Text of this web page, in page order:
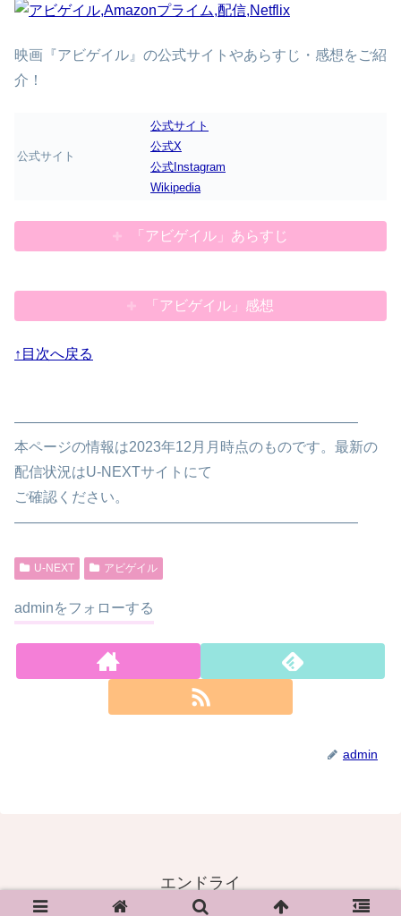
映画『アビゲイル』の公式サイトやあらすじ・感想をご紹
介！
公式サイト
公式サイト
公式X
公式Instagram
Wikipedia
「アビゲイル」あらすじ
「アビゲイル」感想
↑目次へ戻る
————————————————————————
本ページの情報は2023年12月月時点のものです。最新の
配信状況はU-NEXTサイトにて
ご確認ください。
————————————————————————
U-NEXT アビゲイル
adminをフォローする
admin
エンドライ
© 2020 エンドライ.